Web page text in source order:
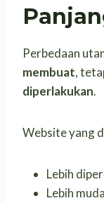
Perbedaan
membuat,
diperlakukan.
Website yang
Lebih
Lebih